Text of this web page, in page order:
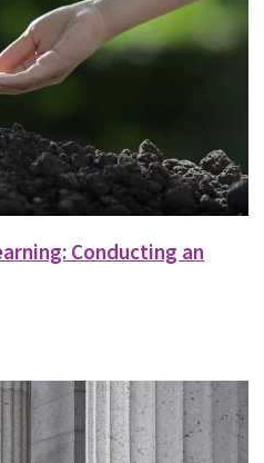
Conducting an